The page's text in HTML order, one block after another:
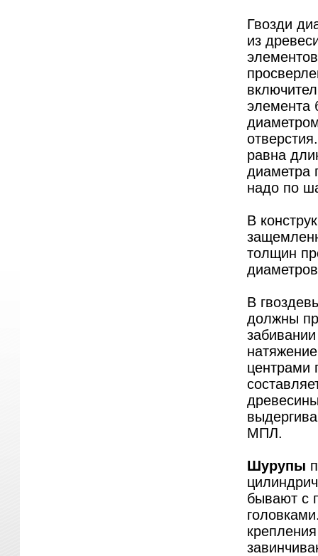
Гвозди
из
элемента
равна
диаметра
надо по
В
толщин
В
должны
центрами
МПЛ.
Шурупы
бывают с